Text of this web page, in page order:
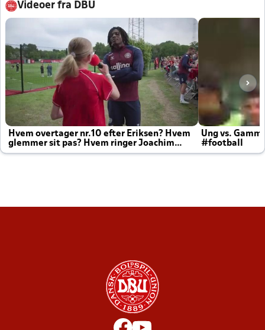
Videoer fra DBU
Hvem overtager nr.10 efter Eriksen? Hvem
glemmer sit pas? Hvem ringer Joachim
altid til efter kampe?
Ung vs.
#football